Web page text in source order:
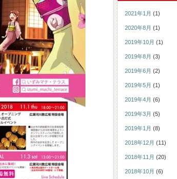
2021年1月 (1)
2020年8月 (1)
2019年10月 (1)
2019年8月 (3)
2019年6月 (2)
2019年5月 (1)
2019年4月 (6)
2019年3月 (5)
2019年1月 (8)
2018年12月 (11)
2018年11月 (20)
2018年10月 (6)